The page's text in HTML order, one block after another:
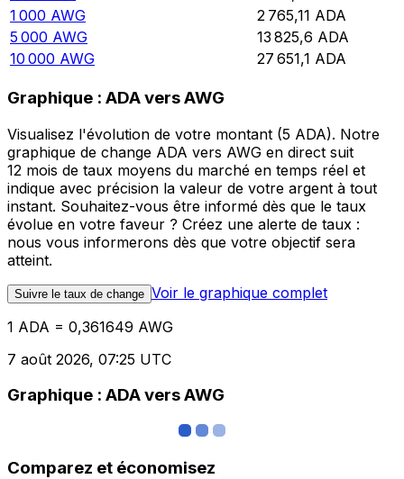
1 000 AWG 2 765,11 ADA
5 000 AWG 13 825,6 ADA
10 000 AWG 27 651,1 ADA
Graphique : ADA vers AWG
Visualisez l'évolution de votre montant (5 ADA). Notre
graphique de change ADA vers AWG en direct suit
12 mois de taux moyens du marché en temps réel et
indique avec précision la valeur de votre argent à tout
instant. Souhaitez-vous être informé dès que le taux
évolue en votre faveur ? Créez une alerte de taux :
nous vous informerons dès que votre objectif sera
atteint.
Suivre le taux de change Voir le graphique complet
1 ADA = 0,361649 AWG
7 août 2026, 07:25 UTC
Graphique : ADA vers AWG
Comparez et économisez